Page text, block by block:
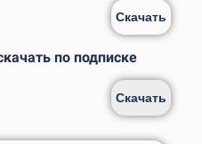
Скачать
по подписке
Скачать